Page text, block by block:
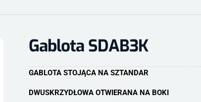
Gablota SDAB3K
GABLOTA STOJĄCA NA SZTANDAR
DWUSKRZYDŁOWA OTWIERANA NA BOKI